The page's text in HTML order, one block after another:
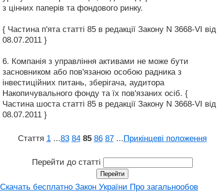
з цінних паперів та фондового ринку.
{ Частина п'ята статті 85 в редакції Закону N 3668-VI від
08.07.2011 }
6. Компанія з управління активами не може бути
засновником або пов'язаною особою радника з
інвестиційних питань, зберігача, аудитора
Накопичувального фонду та їх пов'язаних осіб. {
Частина шоста статті 85 в редакції Закону N 3668-VI від
08.07.2011 }
Стаття 1 ...83 84 85 86 87 ...Прикінцеві положення
Перейти до статті
Скачать бесплатно Закон України Про загальнообов